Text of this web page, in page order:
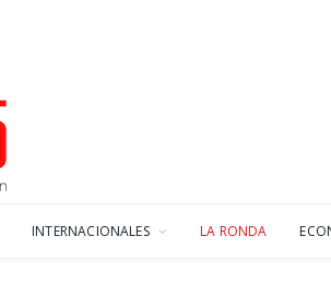
INTERNACIONALES LA RONDA